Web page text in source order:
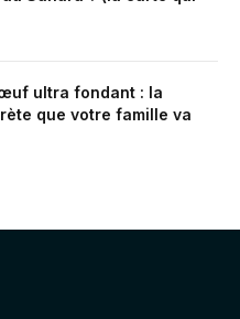
ultra fondant : la
que votre famille va